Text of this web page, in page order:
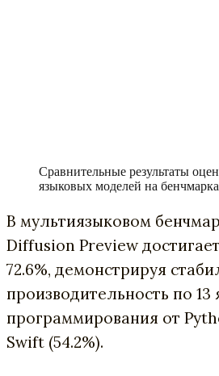
Сравнительные результаты
языковых моделей на
В мультиязыковом
Diffusion Preview
72.6%, демонстрируя
производительность по 13
программирования от
Swift (54.2%).